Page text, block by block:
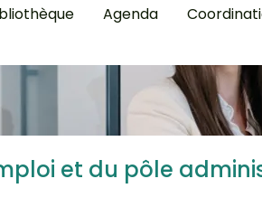
Agenda
et du pôle